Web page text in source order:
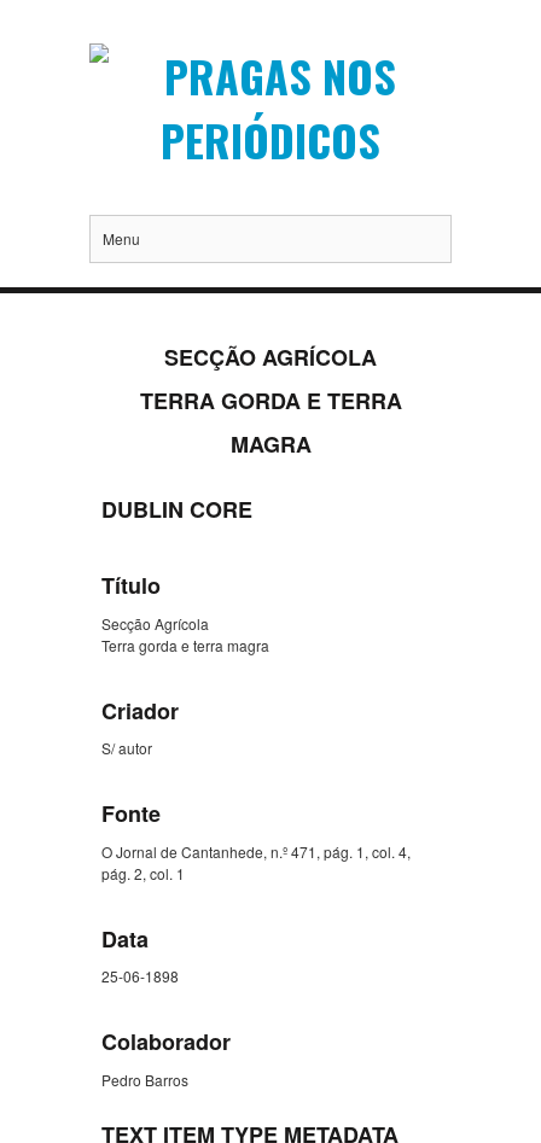
Menu
SECÇÃO AGRÍCOLA
TERRA GORDA E TERRA
MAGRA
DUBLIN CORE
Título
Secção Agrícola
Terra gorda e terra magra
Criador
S/ autor
Fonte
O Jornal de Cantanhede, n.º 471, pág. 1, col. 4,
pág. 2, col. 1
Data
25-06-1898
Colaborador
Pedro Barros
TEXT ITEM TYPE METADATA